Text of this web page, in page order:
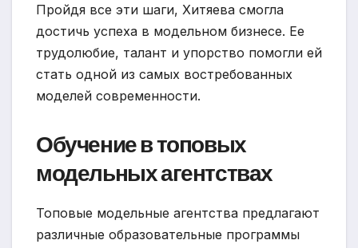
Пройдя все эти шаги, Хитяева смогла
достичь успеха в модельном бизнесе. Ее
трудолюбие, талант и упорство помогли ей
стать одной из самых востребованных
моделей современности.
Обучение в топовых
модельных агентствах
Топовые модельные агентства предлагают
различные образовательные программы